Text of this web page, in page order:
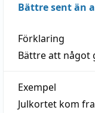
Bättre sent än
Förklaring
Bättre att något
Exempel
Julkortet kom